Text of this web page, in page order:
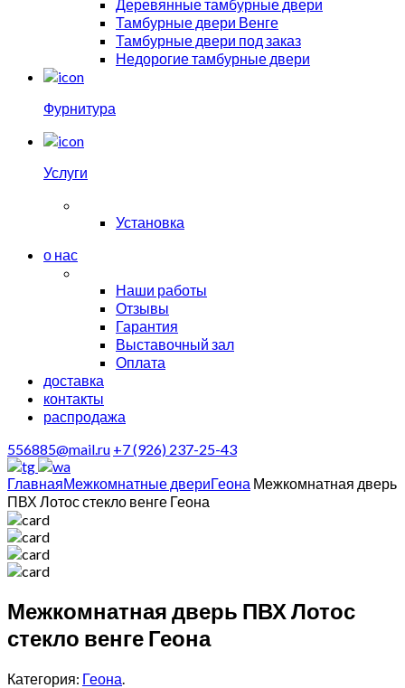
Деревянные тамбурные двери
Тамбурные двери Венге
Тамбурные двери под заказ
Недорогие тамбурные двери
Фурнитура
Услуги
Установка
о нас
Наши работы
Отзывы
Гарантия
Выставочный зал
Оплата
доставка
контакты
распродажа
556885@mail.ru +7 (926) 237-25-43
ГлавнаяМежкомнатные двериГеона Межкомнатная дверь
ПВХ Лотос стекло венге Геона
Межкомнатная дверь ПВХ Лотос
стекло венге Геона
Категория: Геона.